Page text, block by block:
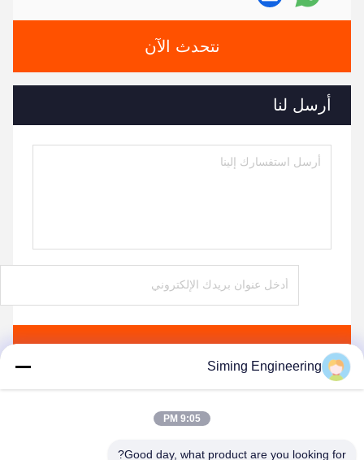
نتحدث الآن
أرسل لنا
Siming Engineering
9:05 PM
Good day, what product are you looking for?